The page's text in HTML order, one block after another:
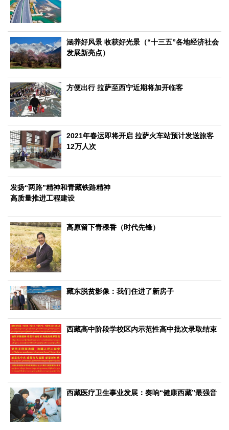
社会治理 社会保障
工业
装备制造 智能制造 制造2025 大国工匠
科教
科技观察 创新前沿 智慧教育 职业教育
三农
智慧农业 智慧乡村
国防
国防建设 军民融合
国际
中国与世界 国际视点 国际合作
生态文明 能源资源 环境保护 地方生态
视频
访谈 动态
地方
京 津 冀 晋
陕
甘 青 宁 新 港 澳 台
智库
智库建设 智库专家
信息
地方动态 地方强音
涵养好风景 收获好光景（“十三五”各地经济社会
发展新亮点）
方便出行 拉萨至西宁近期将加开临客
2021年春运即将开启 拉萨火车站预计发送旅客
12万人次
发扬“两路”精神和青藏铁路精神
高质量推进工程建设
高原留下青稞香（时代先锋）
藏东脱贫影像：我们住进了新房子
西藏高中阶段学校区内示范性高中批次录取结束
西藏医疗卫生事业发展：奏响“健康西藏”最强音